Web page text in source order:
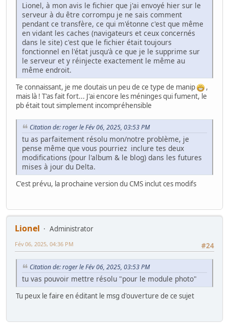
Lionel, à mon avis le fichier que j'ai envoyé hier sur le
serveur à du être corrompu je ne sais comment
pendant ce transfère, ce qui m'étonne c'est que même
en vidant les caches (navigateurs et ceux concernés
dans le site) c'est que le fichier était toujours
fonctionnel en l'état jusqu'à ce que je le supprime sur
le serveur et y réinjecte exactement le même au
même endroit.
Te connaissant, je me doutais un peu de ce type de manip
,
mais là ! T'as fait fort... J'ai encore les méninges qui fument, le
pb était tout simplement incompréhensible
Citation de: roger le Fév 06, 2025, 03:53 PM
tu as parfaitement résolu mon/notre problème, je
pense même que vous pourriez inclure tes deux
modifications (pour l'album & le blog) dans les futures
mises à jour du Delta.
C'est prévu, la prochaine version du CMS inclut ces modifs
Lionel
Administrator
#24
Fév 06, 2025, 04:36 PM
Citation de: roger le Fév 06, 2025, 03:53 PM
tu vas pouvoir mettre résolu "pour le module photo"
Tu peux le faire en éditant le msg d'ouverture de ce sujet